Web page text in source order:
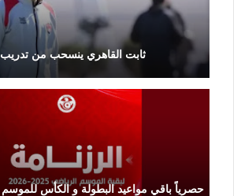
ثابت القاهري ينسحب من